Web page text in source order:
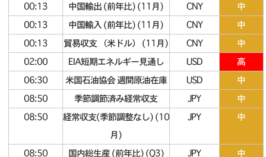
00:13
中国輸出 (前年比) (11月) CNY
中
00:13
中国輸入 (前年比) (11月) CNY
中
00:13
貿易収支 （米ドル） (11月) CNY
中
02:00
EIA短期エネルギー見通し USD
高
06:30
米国石油協会 週間原油在庫 USD
中
08:50
季節調節済み経常収支 JPY
中
08:50
経常収支(季節調整なし) (10
月)
JPY 中
08:50 国内総生産 (前年比) (Q3) JPY
中